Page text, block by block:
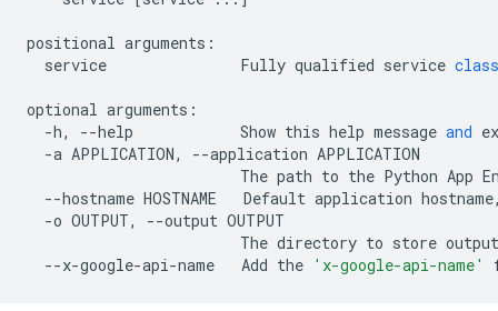
positional arguments :
service
Fully qualified service class
optional arguments :
-h, --help Show this help message and
-a APPLICATION, --application APPLICATION
The path to the Python App
--hostname HOSTNAME Default application hostname
-o OUTPUT, --output OUTPUT
The directory to store output
--x-google-api-name Add the 'x-google-api-name'